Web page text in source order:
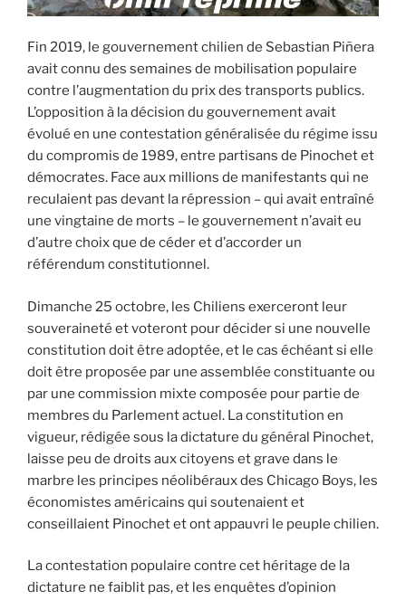
Fin 2019, le gouvernement chilien de Sebastian Piñera
avait connu des semaines de mobilisation populaire
contre l’augmentation du prix des transports publics.
L’opposition à la décision du gouvernement avait
évolué en une contestation généralisée du régime issu
du compromis de 1989, entre partisans de Pinochet et
démocrates. Face aux millions de manifestants qui ne
reculaient pas devant la répression – qui avait entraîné
une vingtaine de morts – le gouvernement n’avait eu
d’autre choix que de céder et d’accorder un
référendum constitutionnel.
Dimanche 25 octobre, les Chiliens exerceront leur
souveraineté et voteront pour décider si une nouvelle
constitution doit être adoptée, et le cas échéant si elle
doit être proposée par une assemblée constituante ou
par une commission mixte composée pour partie de
membres du Parlement actuel. La constitution en
vigueur, rédigée sous la dictature du général Pinochet,
laisse peu de droits aux citoyens et grave dans le
marbre les principes néolibéraux des Chicago Boys, les
économistes américains qui soutenaient et
conseillaient Pinochet et ont appauvri le peuple chilien.
La contestation populaire contre cet héritage de la
dictature ne faiblit pas, et les enquêtes d’opinion